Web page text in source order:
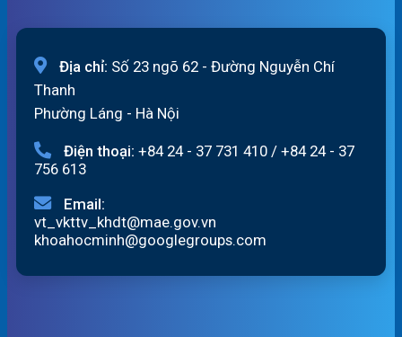
Địa chỉ: Số 23 ngõ 62 - Đường Nguyễn Chí
Thanh
Phường Láng - Hà Nội
Điện thoại: +84 24 - 37 731 410 / +84 24 - 37
756 613
Email:
vt_vkttv_khdt@mae.gov.vn
khoahocminh@googlegroups.com